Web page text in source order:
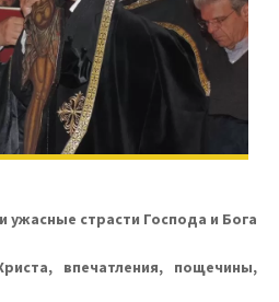
ужасные страсти Господа и Бога
впечатления, пощечины,